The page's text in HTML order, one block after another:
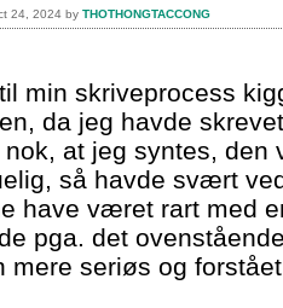
24, 2024 by THOTHONGTACCONG
min skriveprocess
da jeg havde
at jeg syntes, den
så havde svært
have været rart med
pga. det
mere seriøs og